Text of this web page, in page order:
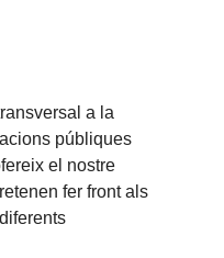
a la
públiques
el nostre
fer front als